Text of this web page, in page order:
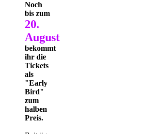
Noch
bis zum
20.
August
bekommt
ihr die
Tickets
als
"Early
Bird"
zum
halben
Preis.